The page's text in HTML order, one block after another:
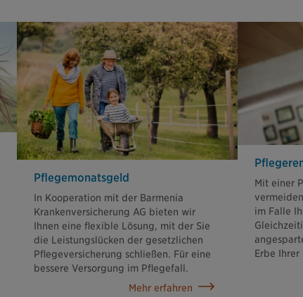
Pflege­monatsgeld
In Kooperation mit der Barmenia
Krankenversicherung AG bieten wir
Ihnen eine flexible Lösung, mit der Sie
die Leistungslücken der gesetzlichen
Pflegeversicherung schließen. Für eine
bessere Versorgung im Pflegefall.
Mehr erfahren
Mit einer
im Falle
Erbe Ihrer